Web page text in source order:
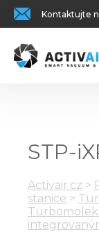
Kontaktujte
STP-
Activair.cz >
stanice >